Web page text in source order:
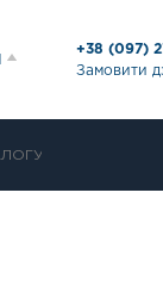
+38 (097)
Замовити